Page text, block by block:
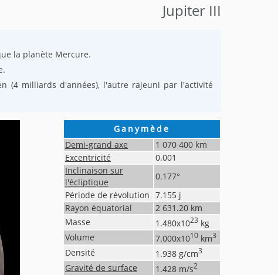
Jupiter III
la planète Mercure.
(4 milliards d'années), l'autre rajeuni par l'activité
Ganymède
Demi-grand axe
1 070 400 km
Excentricité
0.001
Inclinaison sur
l'écliptique
0.177°
Période de révolution 7.155 j
Rayon équatorial
2 631.20 km
Masse
1.480x1023 kg
Volume
7.000x1010 km3
Densité 1.938 g/cm3
Gravité de surface 1.428 m/s2